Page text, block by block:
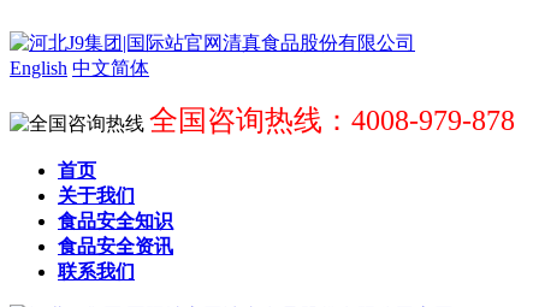
English 中文简体
全国咨询热线：4008-979-878
首页
关于我们
食品安全知识
食品安全资讯
联系我们